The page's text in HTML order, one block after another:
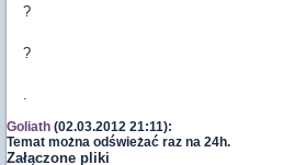
?
?
Goliath (02.03.2012 21:11):
Temat można odświeżać raz na 24h.
Załączone pliki